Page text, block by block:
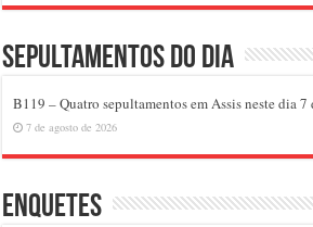
Sepultamentos do dia
B119 – Quatro sepultamentos em Assis neste dia 7
7 de agosto de 2026
Enquetes